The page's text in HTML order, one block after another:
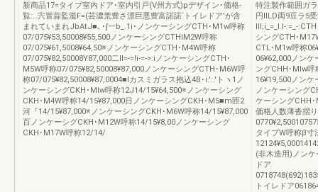
新商品17=タイプ室内ドア･室内引戸(V州方式)pデザイン･価格-
覧:…宍冒蒜監濫F=(芸濃荒豊さ漂巨悪豊富諾諾`トイレドア'が含
まれていまれJbAtJ■､･∫一b_.1i･ノンケーシングCTH･M1w呼称
07/075¥53,50008¥55,500ノンケーシングCTHIM2W呼称
07/075¥61,5008¥64,50※ノンケーシングCTH･M4W呼称
07/075¥82,50008Y87,000二Il=-=!i-=->:iノンケーシングCTH･
M5W呼称07/075¥82,50008¥87,000ノンケーシングCTH･M6W呼
称07/075¥82,50008¥87,0004■lカスミガラス抱込4B･i.':.'トヽ1ノ
ンケーシングCKH･MIw呼称12J14/15¥64,500※ノンケーシング
CKH･M4W呼称14/15¥87,000日ノンケーシングCKH･M5■m匝2
河『14/15¥87,000※ノンケーシングCKH･M6W呼称14/15¥87,000
百ノンケーシグCKH･M12W呼称14/15¥8,00ノンケーシング
CKH･M17W呼称12/14/
特注製作範囲ガ
円lILD両9豆ラ5
III;i_=_I.I-:=_-
シングCTH･
CTL･M1w呼称
06¥62,000ノン
ングCHH･MIw呼
16¥19,500ノン
ノンケーシング
ケーシングCHH
価格人数薄沓摺
タイプW呼称β
(非木造用)ノン
ドア
トイレドア